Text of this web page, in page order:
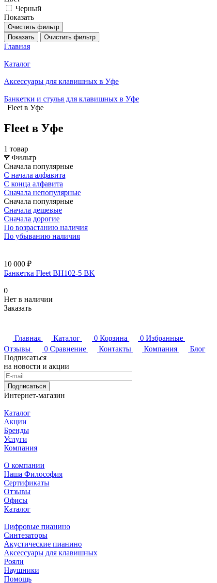
Черный
Показать
Очистить фильтр
Показать
Очистить фильтр
Главная
Каталог
Аксессуары для клавишных в Уфе
Банкетки и стулья для клавишных в Уфе
Fleet в Уфе
Fleet в Уфе
1 товар
Фильтр
Сначала популярные
С начала алфавита
С конца алфавита
Сначала непопулярные
Сначала популярные
Сначала дешевые
Сначала дорогие
По возрастанию наличия
По убыванию наличия
10 000 ₽
Банкетка Fleet BH102-5 BK
0
Нет в наличии
Заказать
Главная Каталог 0 Корзина 0 Избранные
Отзывы
0 Сравнение Контакты Компания
Блог
Подписаться
на новости и акции
Подписаться
Интернет-магазин
Каталог
Акции
Бренды
Услуги
Компания
О компании
Наша Философия
Сертификаты
Отзывы
Офисы
Каталог
Цифровые пианино
Синтезаторы
Акустические пианино
Аксессуары для клавишных
Рояли
Наушники
Помощь